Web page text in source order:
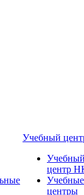
Учебный
центр
Учебные
центры